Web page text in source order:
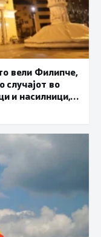
вели Филипче,
случајот во
и насилници,